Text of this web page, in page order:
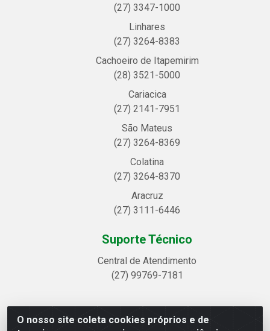
O nosso site coleta cookies próprios e de
(27) 3347-1000
Linhares
(27) 3264-8383
Cachoeiro de Itapemirim
(28) 3521-5000
Cariacica
(27) 2141-7951
São Mateus
(27) 3264-8369
Colatina
(27) 3264-8370
Aracruz
(27) 3111-6446
Suporte Técnico
Central de Atendimento
(27) 99769-7181
Linhavix Distribuidora LTDA - Avenida Alegre, 2521 -